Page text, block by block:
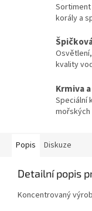
korály a
kvality
Krmiva
Speciální
mořských
Popis Diskuze
Detailní popis
Koncentrovaný